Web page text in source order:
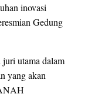
inovasi
Gedung
utama dalam
yang akan